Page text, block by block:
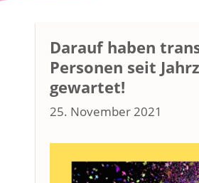
Darauf haben
Personen seit
gewartet!
25. November 2021